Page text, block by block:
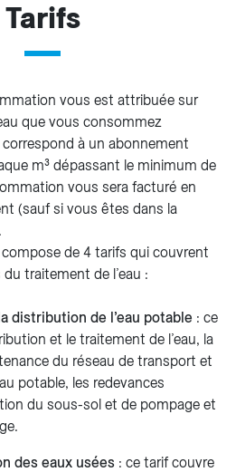
Tarifs
vous est attribuée sur
que vous consommez
à un abonnement
m³ dépassant le minimum de
vous sera facturé en
(sauf si vous êtes dans la
compose de 4 tarifs qui couvrent
traitement de l’eau :
distribution de l’eau potable : ce
et le traitement de l’eau, la
du réseau de transport et
potable, les redevances
du sous-sol et de pompage et
des eaux usées : ce tarif couvre